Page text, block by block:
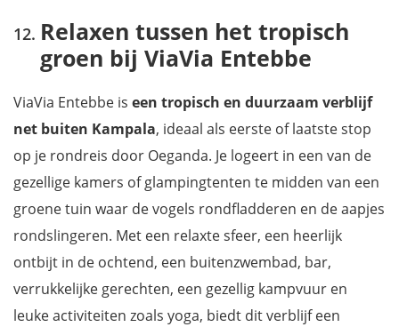
Relaxen tussen het tropisch
groen bij ViaVia Entebbe
ViaVia Entebbe is een tropisch en duurzaam verblijf
net buiten Kampala, ideaal als eerste of laatste stop
op je rondreis door Oeganda. Je logeert in een van de
gezellige kamers of glampingtenten te midden van een
groene tuin waar de vogels rondfladderen en de aapjes
rondslingeren. Met een relaxte sfeer, een heerlijk
ontbijt in de ochtend, een buitenzwembad, bar,
verrukkelijke gerechten, een gezellig kampvuur en
leuke activiteiten zoals yoga, biedt dit verblijf een